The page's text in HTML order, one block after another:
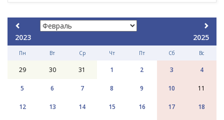
2023 2025
Пн Вт Ср Чт Пт Сб Вс
29 30 31 1 2 3 4
5 6 7 8 9 10 11
12 13 14 15 16 17 18